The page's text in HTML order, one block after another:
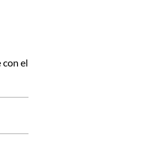
con el